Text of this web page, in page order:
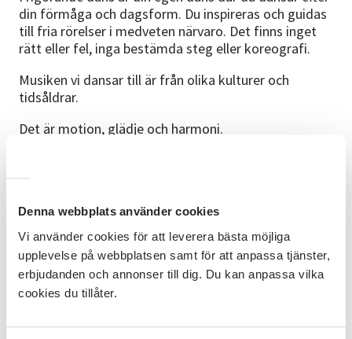
Denna webbplats använder cookies
Vi använder cookies för att leverera bästa möjliga
upplevelse på webbplatsen samt för att anpassa tjänster,
erbjudanden och annonser till dig. Du kan anpassa vilka
cookies du tillåter.
din förmåga och dagsform. Du inspireras och guidas
till fria rörelser i medveten närvaro. Det finns inget
rätt eller fel, inga bestämda steg eller koreografi.
Musiken vi dansar till är från olika kulturer och
tidsåldrar.
Det är motion, glädje och harmoni.
(igen), inga förkunskaper behövs. Även om du har
smärta/skada kan du dansa frigörande dans. Du
lyssnar in din kropp och övar dig i att acceptera
begränsningarna.
Mål